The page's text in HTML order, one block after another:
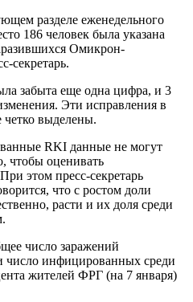
разделе еженедельного
186 человек была указана
Омикрон-
секретарь.
забыта еще одна цифра, и 3
Эти исправления в
четко выделены.
RKI данные не могут
чтобы оценивать
этом пресс-секретарь
что с ростом доли
расти и их доля среди
число заражений
число инфицированных среди
жителей ФРГ (на 7 января)